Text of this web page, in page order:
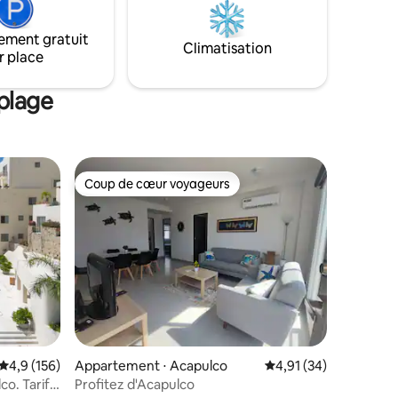
gratuit
place
Climatisation
: 4,9 sur 5
moyenne sur la base de 156 commentaires : 4,9 sur 5
4,9 (156)
Tarif
Coup de cœur voyageurs
Coup de cœur voyageurs
Appartement ⋅ Acapulco Évaluation moyenne
4,91 (34)
Profitez d'Acapulco